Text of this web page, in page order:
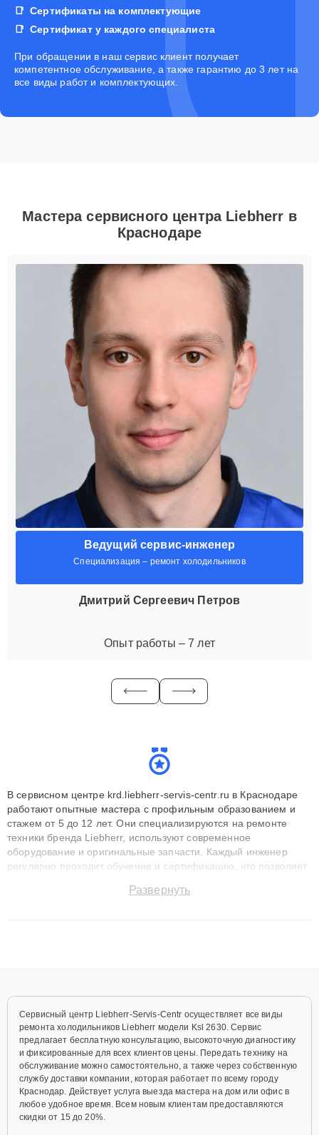
Сертификаты на комплектующие
Сертификат у каждого специалиста
При обращении в наш сервис клиент получает
компетентное обслуживание, а также гарантию до 3 лет на
все виды работ и комплектующих.
Мастера сервисного центра Liebherr в
Краснодаре
Ведущий сервис-инженер
Специализация – ремонт холодильников
Дмитрий Сергеевич Петров
Опыт работы – 7 лет
В сервисном центре krd.liebherr-servis-centr.ru в Краснодаре
работают опытные мастера с профильным образованием и
стажем от 5 до 12 лет. Они специализируются на ремонте
техники бренда Liebherr, используют современное
оборудование и оригинальные запчасти. Каждый инженер
регулярно проходит обучение и сертификацию, что позволяет
технику с сохранением гарантии до 3 лет. Наши мастера
Развернуть
Сервисный центр Liebherr-Servis-Centr осуществляет все виды
ремонта холодильников Liebherr модели Ksl 2630. Сервис
предлагает бесплатную консультацию, высокоточную диагностику
и фиксированные для всех клиентов цены. Передать технику на
обслуживание можно самостоятельно, а также через собственную
службу доставки компании, которая работает по всему городу
Краснодар. Действует услуга выезда мастера на дом или офис в
любое удобное время. Всем новым клиентам предоставляются
скидки от 15 до 20%.